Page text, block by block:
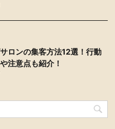
ロンの集客方法12選！行動
注意点も紹介！